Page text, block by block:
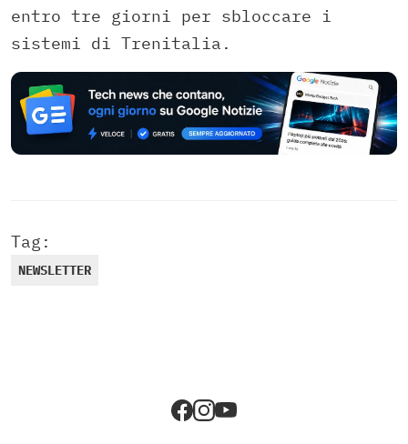
entro tre giorni per sbloccare i
sistemi di Trenitalia.
Tag:
NEWSLETTER